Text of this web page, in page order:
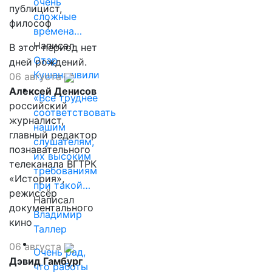
сложные
времена…
Написал
Отар
Кушанашвили
«Все труднее
соответствовать
нашим
слушателям,
их высоким
требованиям
при такой…
Написал
Владимир
Таллер
Очень рад,
что работы
публицист,
философ
В этот период нет
дней рождений.
06 августа
Алексей Денисов
российский
журналист,
главный редактор
познавательного
телеканала ВГТРК
«История»,
режиссёр
документального
кино
06 августа
Дэвид Гамбург